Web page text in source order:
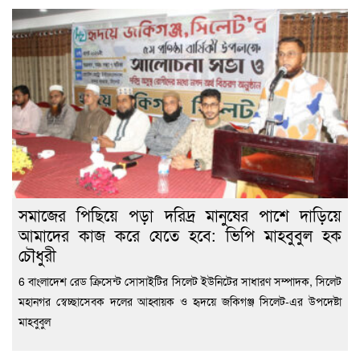
সমাজের পিছিয়ে পড়া দরিদ্র মানুষের পাশে দাড়িয়ে
আমাদের কাজ করে যেতে হবে: ভিপি মাহবুবুল হক
চৌধুরী
6 বাংলাদেশ রেড ক্রিসেন্ট সোসাইটির সিলেট ইউনিটের সাধারণ সম্পাদক, সিলেট
মহানগর স্বেচ্ছাসেবক দলের আহ্বায়ক ও হৃদয়ে জকিগঞ্জ সিলেট-এর উপদেষ্টা
মাহবুবুল